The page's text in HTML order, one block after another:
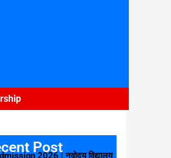
Post
2026 | नवोदय विद्यालय